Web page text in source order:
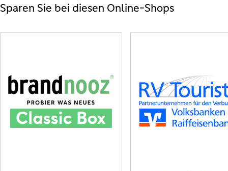
Sparen Sie bei diesen Online-Shops